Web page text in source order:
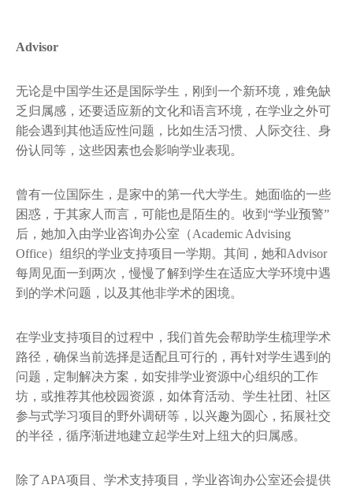
Advisor
无论是中国学生还是国际学生，刚到一个新环境，难免缺
乏归属感，还要适应新的文化和语言环境，在学业之外可
能会遇到其他适应性问题，比如生活习惯、人际交往、身
份认同等，这些因素也会影响学业表现。
曾有一位国际生，是家中的第一代大学生。她面临的一些
困惑，于其家人而言，可能也是陌生的。收到“学业预警”
后，她加入由学业咨询办公室（Academic Advising
Office）组织的学业支持项目一学期。其间，她和Advisor
每周见面一到两次，慢慢了解到学生在适应大学环境中遇
到的学术问题，以及其他非学术的困境。
在学业支持项目的过程中，我们首先会帮助学生梳理学术
路径，确保当前选择是适配且可行的，再针对学生遇到的
问题，定制解决方案，如安排学业资源中心组织的工作
坊，或推荐其他校园资源，如体育活动、学生社团、社区
参与式学习项目的野外调研等，以兴趣为圆心，拓展社交
的半径，循序渐进地建立起学生对上纽大的归属感。
除了APA项目、学术支持项目，学业咨询办公室还会提供